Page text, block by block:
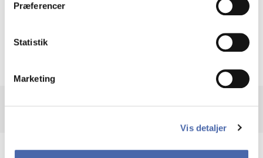
Præferencer
Statistik
Marketing
Vis detaljer
Krigen i Ukraine